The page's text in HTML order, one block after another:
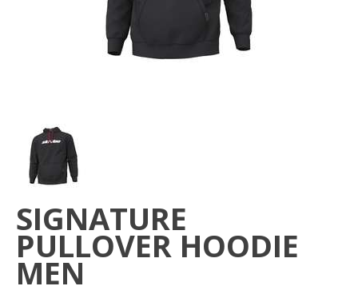
SIGNATURE
PULLOVER HOODIE
MEN